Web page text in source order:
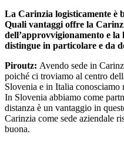
La Carinzia logisticamente è
Quali vantaggi offre la
dell’approvvigionamento e la
distingue in particolare e da
Piroutz: Avendo sede in
poiché ci troviamo al centro
Slovenia e in Italia
In Slovenia abbiamo come
distanza è un vantaggio in
Carinzia come sede aziendale
buona.